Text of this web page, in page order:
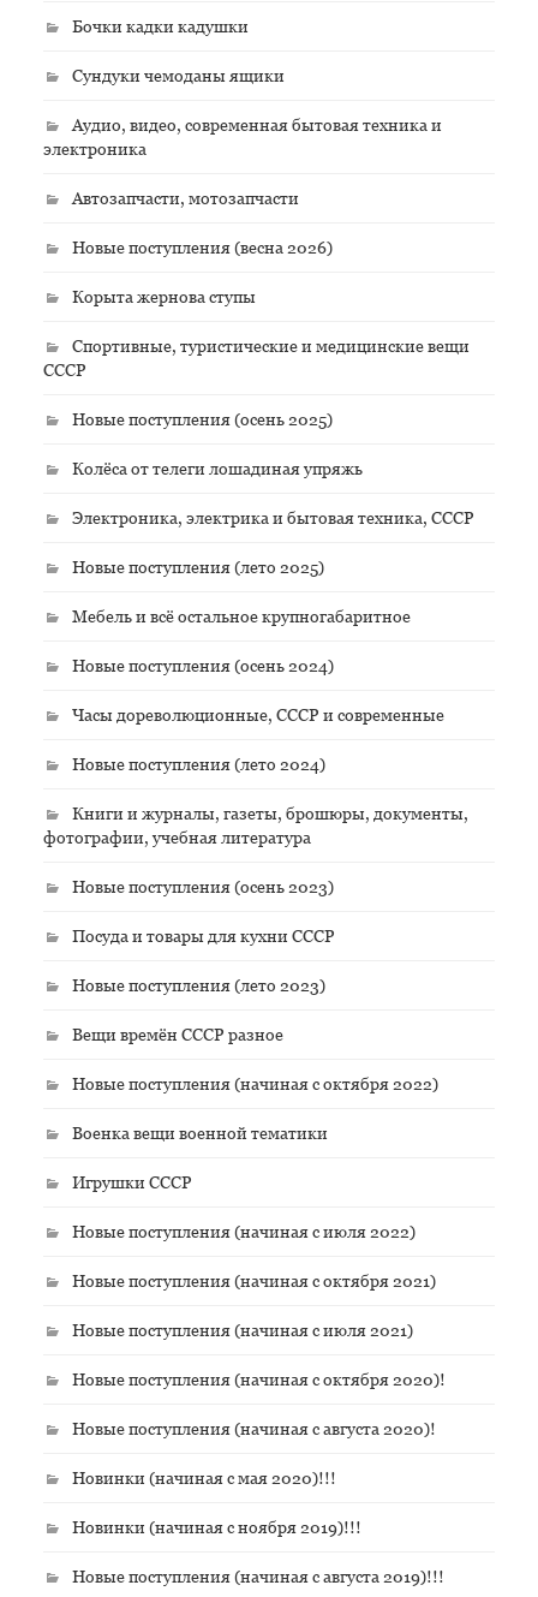
Бочки кадки кадушки
Сундуки чемоданы ящики
Аудио, видео, современная бытовая техника и
электроника
Автозапчасти, мотозапчасти
Новые поступления (весна 2026)
Корыта жернова ступы
Спортивные, туристические и медицинские вещи
СССР
Новые поступления (осень 2025)
Колёса от телеги лошадиная упряжь
Электроника, электрика и бытовая техника, СССР
Новые поступления (лето 2025)
Мебель и всё остальное крупногабаритное
Новые поступления (осень 2024)
Часы дореволюционные, СССР и современные
Новые поступления (лето 2024)
Книги и журналы, газеты, брошюры, документы,
фотографии, учебная литература
Новые поступления (осень 2023)
Посуда и товары для кухни СССР
Новые поступления (лето 2023)
Вещи времён СССР разное
Новые поступления (начиная с октября 2022)
Военка вещи военной тематики
Игрушки СССР
Новые поступления (начиная с июля 2022)
Новые поступления (начиная с октября 2021)
Новые поступления (начиная с июля 2021)
Новые поступления (начиная с октября 2020)!
Новые поступления (начиная с августа 2020)!
Новинки (начиная с мая 2020)!!!
Новинки (начиная с ноября 2019)!!!
Новые поступления (начиная с августа 2019)!!!